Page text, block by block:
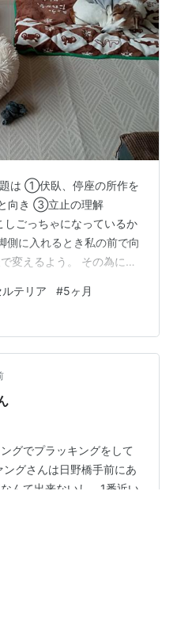
は ①伏臥、停座の所作を
向き ③立止の理解
っちゃになっているか
側に入れるとき私の前で向
変えるよう。 その為には
。 停座、伏臥の動作は改
つ練習を教えてもらいま
じ。 脚側で停座させる時
イコンタクトが甘いので
手におやつを腕の長さく
て…
テリア #5ヶ月